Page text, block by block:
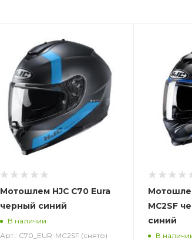
Мотошлем HJC C70 Eura
черный синий
В наличии
Арт.: C70_EUR-MC2SF (снято)
MC2SF
синий
В